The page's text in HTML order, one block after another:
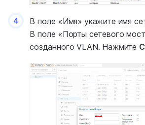
4
В поле «Имя» укажите имя
В поле «Порты сетевого
созданного VLAN. Нажмите